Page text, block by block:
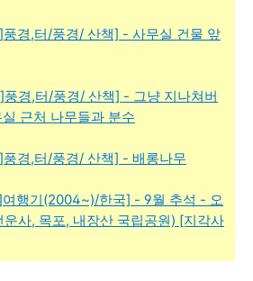
경,터/풍경/ 산책] - 사무실 건물 앞
경,터/풍경/ 산책] - 그냥 지나쳐버
근처 나무들과 분수
경,터/풍경/ 산책] - 배롱나무
행기(2004~)/한국] - 9월 추석 - 오
사, 목포, 내장산 국립공원) [지각사